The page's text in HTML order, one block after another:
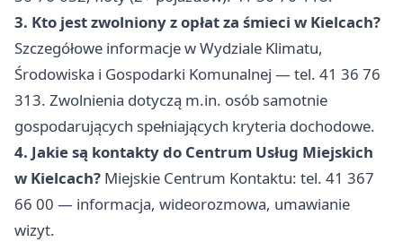
3. Kto jest zwolniony z opłat za śmieci w Kielcach?
Szczegółowe informacje w Wydziale Klimatu,
Środowiska i Gospodarki Komunalnej — tel. 41 36 76
313. Zwolnienia dotyczą m.in. osób samotnie
gospodarujących spełniających kryteria dochodowe.
4. Jakie są kontakty do Centrum Usług Miejskich
w Kielcach? Miejskie Centrum Kontaktu: tel. 41 367
66 00 — informacja, wideorozmowa, umawianie
wizyt.